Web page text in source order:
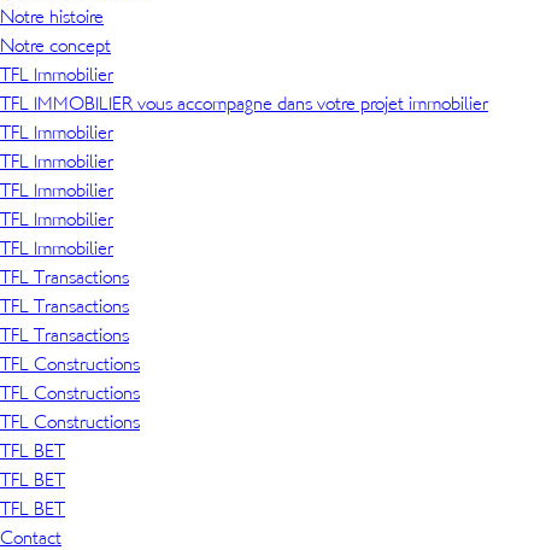
Notre histoire
Notre concept
TFL Immobilier
TFL IMMOBILIER vous accompagne dans votre projet immobilier
TFL Immobilier
TFL Immobilier
TFL Immobilier
TFL Immobilier
TFL Immobilier
TFL Transactions
TFL Transactions
TFL Transactions
TFL Constructions
TFL Constructions
TFL Constructions
TFL BET
TFL BET
TFL BET
Contact